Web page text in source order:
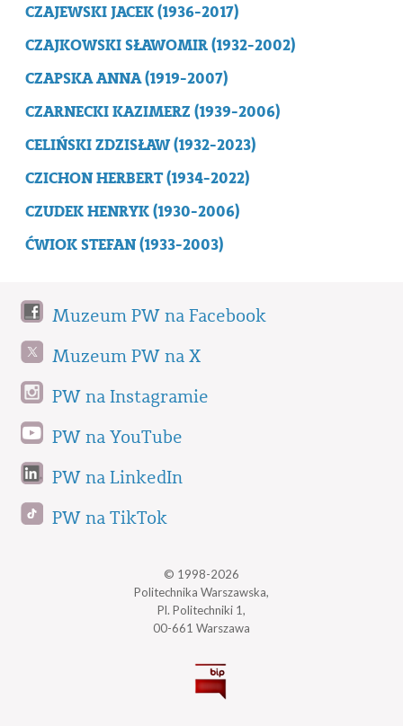
CZAJEWSKI JACEK (1936-2017)
CZAJKOWSKI SŁAWOMIR (1932-2002)
CZAPSKA ANNA (1919-2007)
CZARNECKI KAZIMERZ (1939-2006)
CELIŃSKI ZDZISŁAW (1932-2023)
CZICHON HERBERT (1934-2022)
CZUDEK HENRYK (1930-2006)
ĆWIOK STEFAN (1933-2003)
Muzeum PW na Facebook
Muzeum PW na X
PW na Instagramie
PW na YouTube
PW na LinkedIn
PW na TikTok
© 1998-2026
Politechnika Warszawska,
Pl. Politechniki 1,
00-661 Warszawa